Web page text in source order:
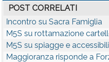
POST CORRELATI
Incontro su Sacra Famiglia
M5S su rottamazione
M5S su spiagge e
Maggioranza risponde a